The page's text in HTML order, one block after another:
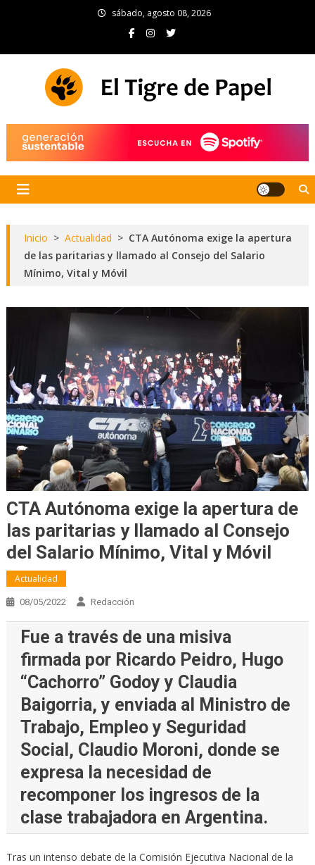
sábado, agosto 08, 2026
Inicio > Actualidad > CTA Autónoma exige la apertura
de las paritarias y llamado al Consejo del Salario
Mínimo, Vital y Móvil
CTA Autónoma exige la apertura de
las paritarias y llamado al Consejo
del Salario Mínimo, Vital y Móvil
Actualidad
08/05/2022 Redacción
Fue a través de una misiva
firmada por Ricardo Peidro, Hugo
“Cachorro” Godoy y Claudia
Baigorria, y enviada al Ministro de
Trabajo, Empleo y Seguridad
Social, Claudio Moroni, donde se
expresa la necesidad de
recomponer los ingresos de la
clase trabajadora en Argentina.
Tras un intenso debate de la Comisión Ejecutiva Nacional de la